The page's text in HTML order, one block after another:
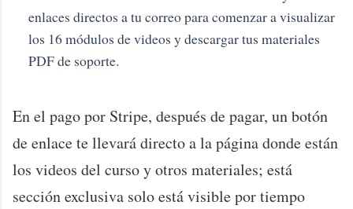
enlaces directos a tu correo para comenzar a visualizar
los 16 módulos de videos y descargar tus materiales
PDF de soporte.
En el pago por Stripe, después de pagar, un botón
de enlace te llevará directo a la página donde están
los videos del curso y otros materiales; está
sección exclusiva solo está visible por tiempo